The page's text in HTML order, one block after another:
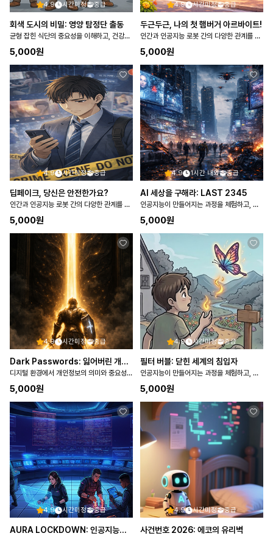
4.9 시간미정 중급
회색 도시의 비밀: 영양 탐정단 출동
균형 잡힌 식단의 중요성을 이해하고, 건강한 식습관 실천 의지를 갖는다
5,000원
4.9 시간미정 중급
두근두근, 나의 첫 햄버거 아르바이트!
인간과 인공지능 로봇 간의 다양한 관계를 파악하고 도덕에 기반을 둔 관계 형성의 필요성을 탐구한다
5,000원
4.9 시간미정 중급
딥페이크, 당신은 안전한가요?
인간과 인공지능 로봇 간의 다양한 관계를 파악하고 도덕에 기반을 둔 관계 형성의 필요성을 탐구한다
5,000원
4.9 1시간 내외 중급
AI 세상을 구해라: LAST 2345
인공지능이 만들어지는 과정을 체험하고, 인공지능이 사회에 미치는 영향을 탐색한다
5,000원
4.9 시간미정 중급
Dark Passwords: 잃어버린 개인정보
디지털 환경에서 개인정보의 의미와 중요성을 이해하고, 개인정보를 안전하게 보호하며 책임 있게 활용하는 태도를…
5,000원
4.9 시간미정 중급
필터 버블: 닫힌 세계의 침입자
인공지능이 만들어지는 과정을 체험하고, 인공지능이 사회에 미치는 영향을 탐색한다
5,000원
4.9 시간미정 중급
AURA LOCKDOWN: 인공지능으로 부터 통제권을 …
4.9 시간미정 중급
사건번호 2026: 에코의 유리벽